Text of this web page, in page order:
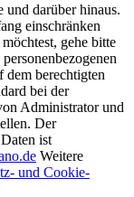
und darüber hinaus.
einschränken
gehe bitte
dem berechtigten
bei der
Administrator und
Der
ist
Weitere
und Cookie-